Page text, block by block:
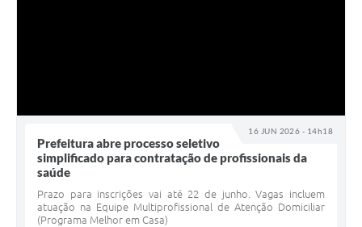
16 JUN 2026 - 14h18
Prefeitura abre processo seletivo
simplificado para contratação de profissionais da
saúde
Prazo para inscrições vai até 22 de junho. Vagas incluem
atuação na Equipe Multiprofissional de Atenção Domiciliar
(Programa Melhor em Casa)